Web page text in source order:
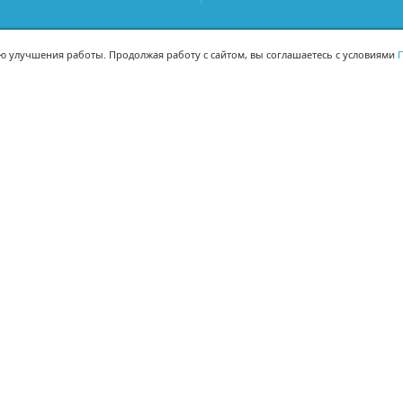
улучшения работы. Продолжая работу с сайтом, вы соглашаетесь с условиями